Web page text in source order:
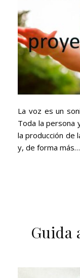
La voz es un
Toda la persona
la producción de
y, de forma más…
Guida